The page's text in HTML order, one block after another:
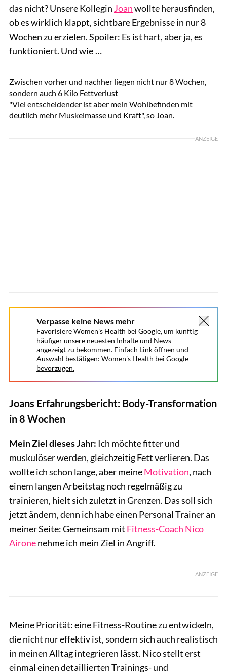
das nicht? Unsere Kollegin Joanwollte herausfinden,
ob es wirklich klappt, sichtbare Ergebnisse in nur 8
Wochen zu erzielen. Spoiler: Es ist hart, aber ja, es
funktioniert. Und wie …
Zwischen vorher und nachher liegen nicht nur 8 Wochen,
sondern auch 6 Kilo Fettverlust
"Viel entscheidender ist aber mein Wohlbefinden mit
deutlich mehr Muskelmasse und Kraft", so Joan.
ANZEIGE
Verpasse keine News mehr
Favorisiere Women's Health bei Google, um künftig
häufiger unsere neuesten Inhalte und News
angezeigt zu bekommen. Einfach Link öffnen und
Auswahl bestätigen: Women's Health bei Google
bevorzugen.
Joans Erfahrungsbericht: Body-Transformation
in 8 Wochen
Mein Ziel dieses Jahr: Ich möchte fitter und
muskulöser werden, gleichzeitig Fett verlieren. Das
wollte ich schon lange, aber meineMotivation, nach
einem langen Arbeitstag noch regelmäßig zu
trainieren, hielt sich zuletzt in Grenzen. Das soll sich
jetzt ändern, denn ich habe einen Personal Trainer an
meiner Seite: Gemeinsam mit Fitness-Coach Nico
Aironenehme ich mein Ziel in Angriff.
ANZEIGE
Meine Priorität: eine Fitness-Routine zu entwickeln,
die nicht nur effektiv ist, sondern sich auch realistisch
in meinen Alltag integrieren lässt. Nico stellt erst
einmal einen detaillierten Trainings- und